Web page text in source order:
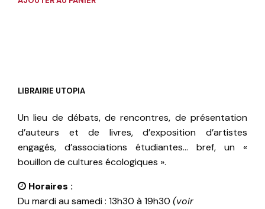
LIBRAIRIE UTOPIA
Un lieu de débats, de rencontres, de présentation
d’auteurs et de livres, d’exposition d’artistes
engagés, d’associations étudiantes… bref, un «
bouillon de cultures écologiques ».
Horaires :
Du mardi au samedi : 13h30 à 19h30 (voir